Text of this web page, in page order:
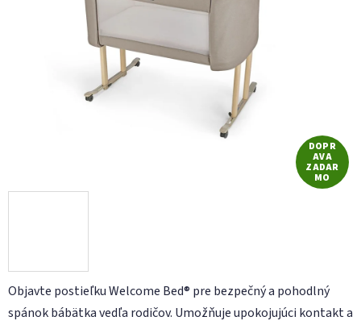
Objavte postieľku Welcome Bed® pre bezpečný a pohodlný
spánok bábätka vedľa rodičov. Umožňuje upokojujúci kontakt a
DOPR
AVA
ZADAR
MO